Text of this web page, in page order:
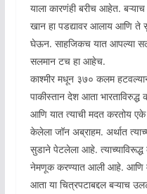
याला कारणंही बरीच आहेत.
खान हा पडद्यावर आलाय आणि ते
घेऊन. साहजिकच यात आपल्या
सलमान टच हा आहेच.
काश्मीर मधून ३७० कलम
पाकीस्तान देश आता
आणि यात त्याची मदत करतोय
केलेला जॉन अब्राहम. अर्थात
सुडाने पेटलेला आहे. त्याच्याविरूद्ध
नेमणूक करण्यात आली आहे. आणि
आता या चित्रपटाबद्दल बऱ्याच